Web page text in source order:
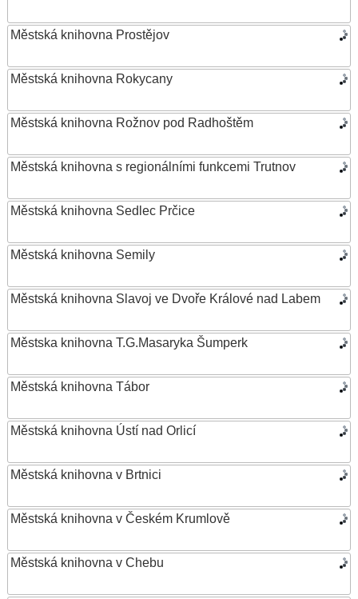
Městská knihovna Prostějov
Městská knihovna Rokycany
Městská knihovna Rožnov pod Radhoštěm
Městská knihovna s regionálními funkcemi Trutnov
Městská knihovna Sedlec Prčice
Městská knihovna Semily
Městská knihovna Slavoj ve Dvoře Králové nad Labem
Městska knihovna T.G.Masaryka Šumperk
Městská knihovna Tábor
Městská knihovna Ústí nad Orlicí
Městská knihovna v Brtnici
Městská knihovna v Českém Krumlově
Městská knihovna v Chebu